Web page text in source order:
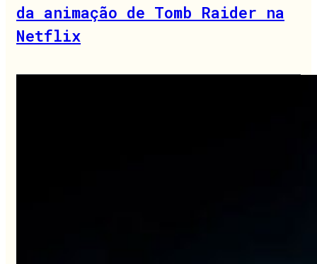
da animação de Tomb Raider na
Netflix